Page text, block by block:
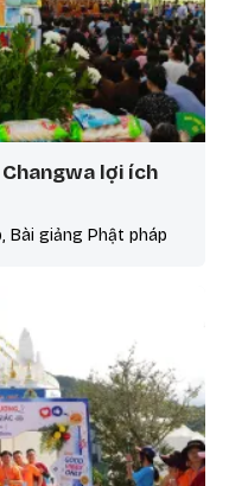
lợi ích
Bài giảng Phật pháp